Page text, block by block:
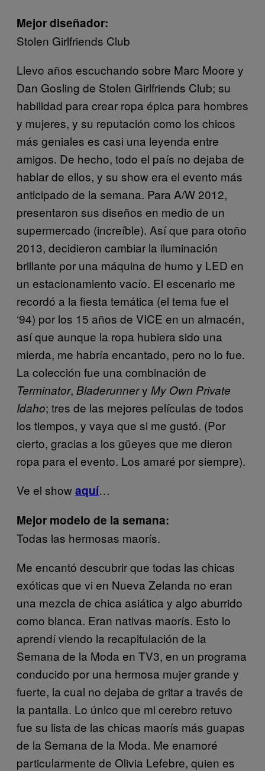
Mejor diseñador:
Stolen Girlfriends Club
Llevo años escuchando sobre Marc Moore y
Dan Gosling de Stolen Girlfriends Club; su
habilidad para crear ropa épica para hombres
y mujeres, y su reputación como los chicos
más geniales es casi una leyenda entre
amigos. De hecho, todo el país no dejaba de
hablar de ellos, y su show era el evento más
anticipado de la semana. Para A/W 2012,
presentaron sus diseños en medio de un
supermercado (increíble). Así que para otoño
2013, decidieron cambiar la iluminación
brillante por una máquina de humo y LED en
un estacionamiento vacío. El escenario me
recordó a la fiesta temática (el tema fue el
‘94) por los 15 años de VICE en un almacén,
así que aunque la ropa hubiera sido una
mierda, me habría encantado, pero no lo fue.
La colección fue una combinación de
Terminator, Bladerunnery My Own Private
Idaho; tres de las mejores películas de todos
los tiempos, y vaya que si me gustó. (Por
cierto, gracias a los güeyes que me dieron
ropa para el evento. Los amaré por siempre).
Ve el showaquí…
Mejor modelo de la semana:
Todas las hermosas maorís.
Me encantó descubrir que todas las chicas
exóticas que vi en Nueva Zelanda no eran
una mezcla de chica asiática y algo aburrido
como blanca. Eran nativas maorís. Esto lo
aprendí viendo la recapitulación de la
Semana de la Moda en TV3, en un programa
conducido por una hermosa mujer grande y
fuerte, la cual no dejaba de gritar a través de
la pantalla. Lo único que mi cerebro retuvo
fue su lista de las chicas maorís más guapas
de la Semana de la Moda. Me enamoré
particularmente de Olivia Lefebre, quien es